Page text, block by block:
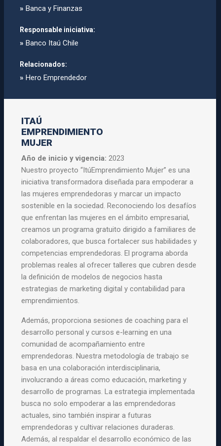
» Banca y Finanzas
Responsable iniciativa:
» Banco Itaú Chile
Relacionados:
» Hero Emprendedor
ITAÚ
EMPRENDIMIENTO
MUJER
Año de inicio y vigencia:2023
Nuestro proyecto “ItúEmprendimiento Mujer” es una
iniciativa transformadora diseñada para empoderar a
las mujeres emprendedoras y marcar un impacto
sostenible en la sociedad. Reconociendo los desafíos
que enfrentan las mujeres en el ámbito empresarial,
creamos un programa gratuito dirigido a familiares de
colaboradores, que busca fortalecer sus habilidades y
competencias emprendedoras. El programa aborda
problemas reales al ofrecer talleres que cubren desde
la definición de modelos de negocios hasta
estrategias de marketing digital y contabilidad para
emprendimientos.
Además, proporciona sesiones de coaching para el
desarrollo personal y cursos e-learning en una
comunidad de acompañamiento entre
emprendedoras. Nuestra metodología de trabajo se
basa en una colaboración interdisciplinaria,
involucrando a áreas como educación, marketing y
desarrollo de programas. La estrategia implementada
busca no solo empoderar a las emprendedoras
actuales, sino también inspirar a futuras
emprendedoras y cultivar relaciones duraderas.
Además, al respaldar el desarrollo económico de las